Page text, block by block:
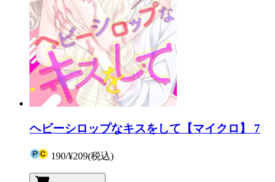
ヘビーシロップなキスをして【マイクロ】 7
190/¥209(税込)